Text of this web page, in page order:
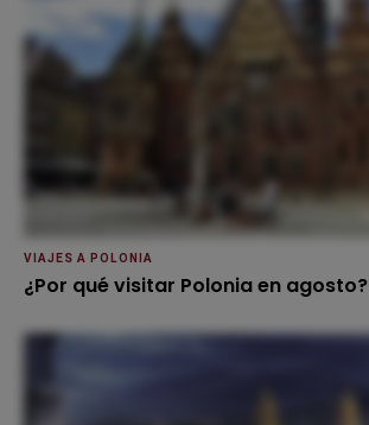
VIAJES A POLONIA
¿Por qué visitar Polonia en agosto?